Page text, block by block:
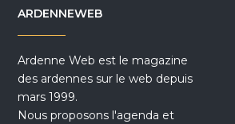
ARDENNEWEB
Ardenne Web est le magazine
des ardennes sur le web depuis
mars 1999.
Nous proposons l'agenda et